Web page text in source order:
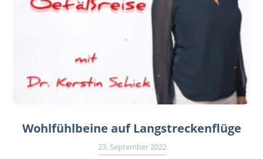
Wohlfühlbeine auf Langstreckenflüge
23. September 2022